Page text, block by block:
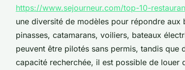
https://www.sejourneur.com/top-10-
une diversité de modèles pour répondre
pinasses, catamarans, voiliers, bateaux
peuvent être pilotés sans permis, tandis que
capacité recherchée, il est possible de louer